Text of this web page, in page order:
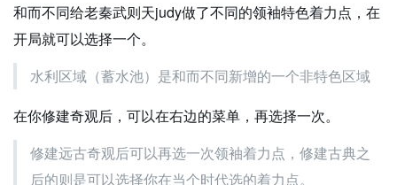
和而不同给老秦武则天judy做了不同的领袖特色着力点，在
开局就可以选择一个。
水利区域（蓄水池）是和而不同新增的一个非特色区域
在你修建奇观后，可以在右边的菜单，再选择一次。
修建远古奇观后可以再选一次领袖着力点，修建古典之
后的则是可以选择你在当个时代选的着力点。